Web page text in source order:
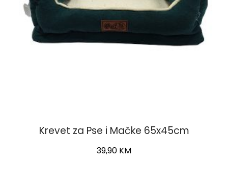
Krevet za Pse i Mačke 65x45cm
Original
39,90 KM